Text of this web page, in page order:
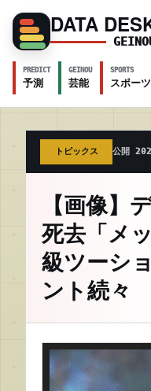
DATA
PREDICT
予測
GEINOU
芸能
SPORTS
スポーツ
トピックス 公開
【画像】
死去「メ
級ツーシ
ント続々